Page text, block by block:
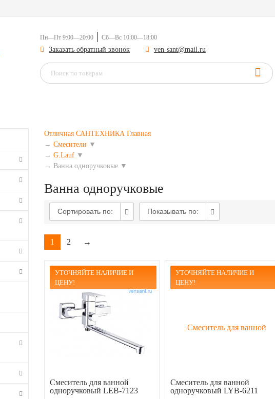
Пн—Пт 9:00—20:00 | Сб—Вс 10:00—18:00
Заказать обратный звонок ven-sant@mail.ru
Отличная САНТЕХНИКА Главная
→ Смесители ▼
→ G.Lauf ▼
→ Ванна одноручковые ▼
Ванна одноручковые
Сортировать по: Показывать по:
1 2 →
УТОЧНЯЙТЕ НАЛИЧИЕ И
ЦЕНУ!
Смеситель для ванной
одноручковый LEB-7123
УТОЧНЯЙТЕ НАЛИЧИЕ И
ЦЕНУ!
Смеситель для ванной
одноручковый LYB-6211